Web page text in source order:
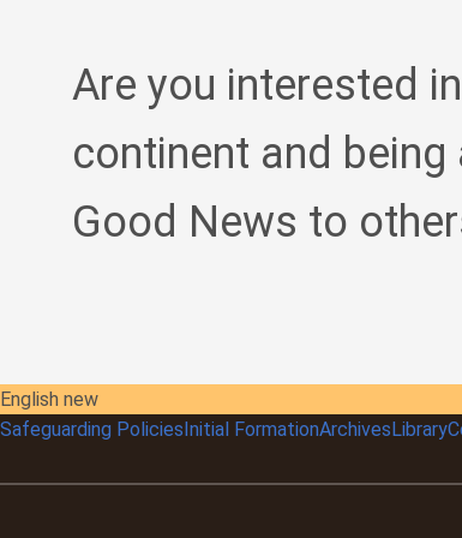
Are you interested
continent and
Good News to
English new
Safeguarding PoliciesInitial FormationArchivesLibrary